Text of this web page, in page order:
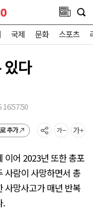
국제 문화 스포츠
있다
16:57:50
추가
이어 2023년 또한 총포
사람이 사망하면서 총
사망사고가 매년 반복
.